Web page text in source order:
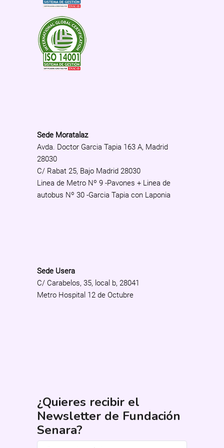
Sede Moratalaz
Avda. Doctor Garcia Tapia 163 A, Madrid
28030
C/ Rabat 25, Bajo Madrid 28030
Linea de Metro Nº 9 -Pavones + Linea de
autobus Nº 30 -Garcia Tapia con Laponia
Sede Usera
C/ Carabelos, 35, local b, 28041
Metro Hospital 12 de Octubre
¿Quieres recibir el
Newsletter de Fundación
Senara?